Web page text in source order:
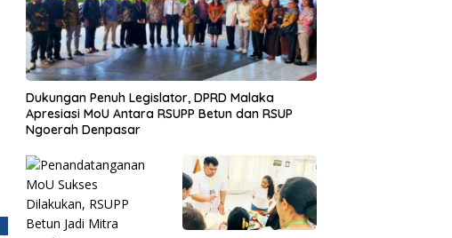
Dukungan Penuh Legislator, DPRD Malaka
Apresiasi MoU Antara RSUPP Betun dan RSUP
Ngoerah Denpasar